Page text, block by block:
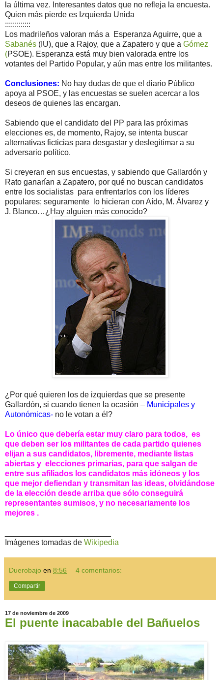
la última vez. Interesantes datos que no refleja la encuesta.
Quien más pierde es Izquierda Unida
:::::::::::::
Los madrileños valoran más a Esperanza Aguirre, que a
Sabanés (IU), que a Rajoy, que a Zapatero y que a Gómez
(PSOE). Esperanza está muy bien valorada entre los
votantes del Partido Popular, y aún mas entre los militantes.
Conclusiones: No hay dudas de que el diario Público
apoya al PSOE, y las encuestas se suelen acercar a los
deseos de quienes las encargan.
Sabiendo que el candidato del PP para las próximas
elecciones es, de momento, Rajoy, se intenta buscar
alternativas ficticias para desgastar y deslegitimar a su
adversario político.
Si creyeran en sus encuestas, y sabiendo que Gallardón y
Rato ganarían a Zapatero, por qué no buscan candidatos
entre los socialistas para enfrentarlos con los líderes
populares; seguramente lo hicieran con Aído, M. Álvarez y
J. Blanco…¿Hay alguien más conocido?
¿Por qué quieren los de izquierdas que se presente
Gallardón, si cuando tienen la ocasión – Municipales y
Autonómicas- no le votan a él?
Lo único que debería estar muy claro para todos, es
que deben ser los militantes de cada partido quienes
elijan a sus candidatos, libremente, mediante listas
abiertas y elecciones primarias, para que salgan de
entre sus afiliados los candidatos más idóneos y los
que mejor defiendan y transmitan las ideas, olvidándose
de la elección desde arriba que sólo conseguirá
representantes sumisos, y no necesariamente los
mejores .
Imágenes tomadas de Wikipedia
Duerobajo en 8:56 4 comentarios:
Compartir
17 de noviembre de 2009
El puente inacabable del Bañuelos